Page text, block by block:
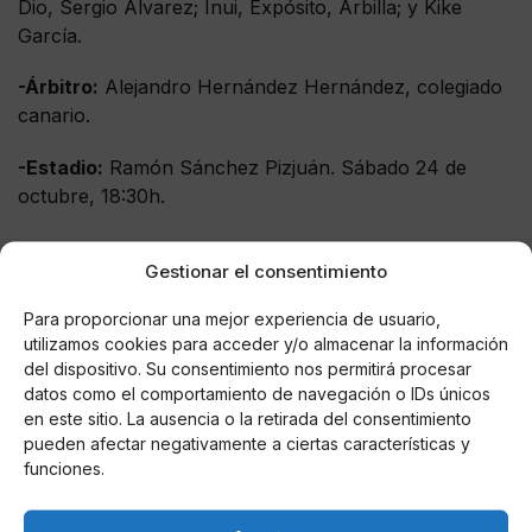
Gestionar el consentimiento
Para proporcionar una mejor experiencia de usuario,
utilizamos cookies para acceder y/o almacenar la información
del dispositivo. Su consentimiento nos permitirá procesar
datos como el comportamiento de navegación o IDs únicos
en este sitio. La ausencia o la retirada del consentimiento
pueden afectar negativamente a ciertas características y
funciones.
Dio, Sergio Álvarez; Inui, Expósito, Arbilla; y Kike
García.
-Árbitro: Alejandro Hernández Hernández, colegiado
canario.
-Estadio: Ramón Sánchez Pizjuán. Sábado 24 de
octubre, 18:30h.
Anlopez7
Actual estudiante de periodismo en la
Universidad de Sevilla. Tras colaborar con
diversos medios y clubes, sigo
profesionalizándome cubriendo numerosos